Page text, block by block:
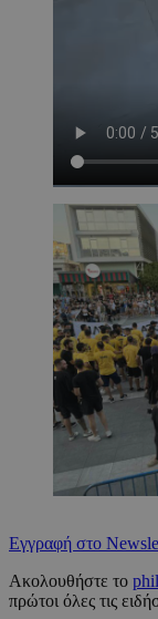
Εγγραφή στο
Ακολουθήστε το
πρώτοι όλες τις